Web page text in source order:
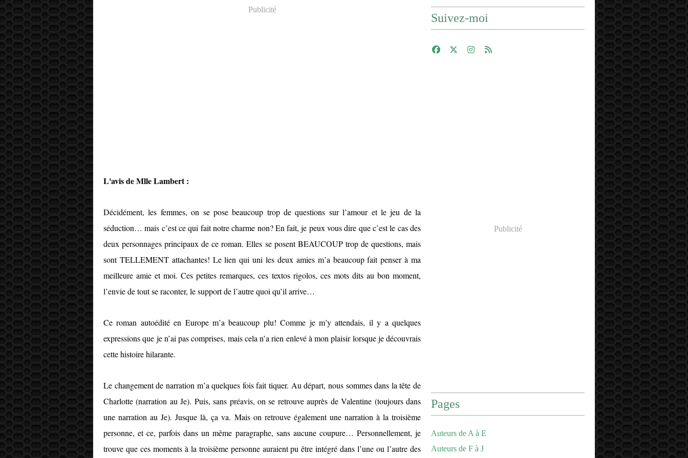
Publicité
L'avis de Mlle Lambert :
Décidément, les femmes, on se pose beaucoup trop de questions sur l’amour et le jeu de la
séduction… mais c’est ce qui fait notre charme non? En fait, je peux vous dire que c’est le cas des
deux personnages principaux de ce roman. Elles se posent BEAUCOUP trop de questions, mais
sont TELLEMENT attachantes! Le lien qui uni les deux amies m’a beaucoup fait penser à ma
meilleure amie et moi. Ces petites remarques, ces textos rigolos, ces mots dits au bon moment,
l’envie de tout se raconter, le support de l’autre quoi qu’il arrive…
Ce roman autoédité en Europe m’a beaucoup plu! Comme je m’y attendais, il y a quelques
expressions que je n’ai pas comprises, mais cela n’a rien enlevé à mon plaisir lorsque je découvrais
cette histoire hilarante.
Le changement de narration m’a quelques fois fait tiquer. Au départ, nous sommes dans la tête de
Charlotte (narration au Je). Puis, sans préavis, on se retrouve auprès de Valentine (toujours dans
une narration au Je). Jusque là, ça va. Mais on retrouve également une narration à la troisième
personne, et ce, parfois dans un même paragraphe, sans aucune coupure… Personnellement, je
trouve que ces moments à la troisième personne auraient pu être intégré dans l’une ou l’autre des
Suivez-moi
Publicité
Pages
Auteurs de A à E
Auteurs de F à J